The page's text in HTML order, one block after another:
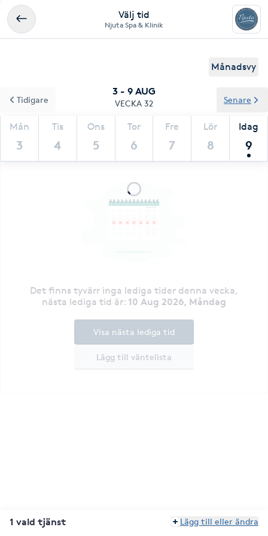
Välj tid
Njuta Spa & Klinik
Månadsvy
3 - 9 AUG
VECKA 32
Mån
3
Tis
4
Ons
5
Tor
6
Fre
7
Lör
8
Idag
9
Tidigare Senare
Det finns tyvärr inga lediga tider denna vecka,
nästa lediga tid är: 10 Aug 2026, Måndag
Lägg till väntelista
Visa nästa lediga tid
1 vald tjänst Lägg till eller ändra